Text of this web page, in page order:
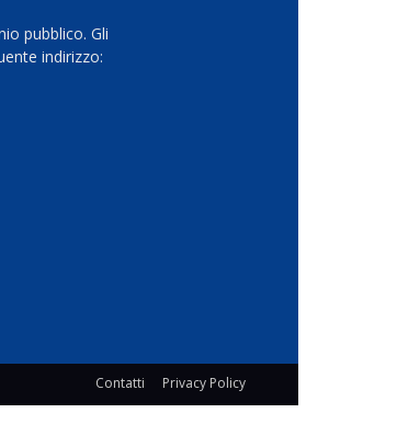
pubblico. Gli
indirizzo:
Contatti Privacy Policy